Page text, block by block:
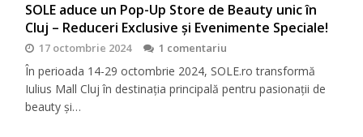
SOLE aduce un Pop-Up Store de Beauty unic în
Cluj – Reduceri Exclusive și Evenimente Speciale!
17 octombrie 2024 1 comentariu
În perioada 14-29 octombrie 2024, SOLE.ro transformă
Iulius Mall Cluj în destinația principală pentru pasionații de
beauty și…